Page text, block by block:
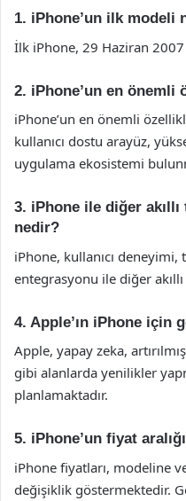
1. iPhone’un ilk modeli
İlk iPhone, 29 Haziran
2. iPhone’un en
iPhone’un en önemli
kullanıcı dostu arayüz,
uygulama ekosistemi
3. iPhone ile diğer
nedir?
iPhone, kullanıcı
entegrasyonu ile diğer
4. Apple’ın iPhone için
Apple, yapay zeka,
gibi alanlarda yenilikler
planlamaktadır.
5. iPhone’un fiyat
iPhone fiyatları, modeline
değişiklik göstermektedir.